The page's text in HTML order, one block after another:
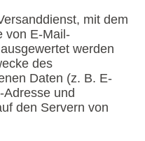
mit dem
von E-Mail-
werden
des
Daten (z. B. E-
Adresse und
den Servern von